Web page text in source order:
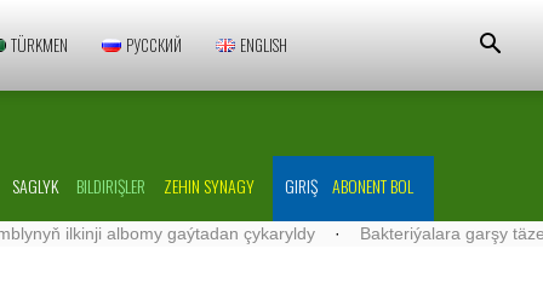
TÜRKMEN РУССКИЙ ENGLISH
SAGLYK BILDIRIŞLER ZEHIN SYNAGY GIRIŞ ABONENT BOL
ilkinji albomy gaýtadan çykaryldy · Bakteriýalara garşy täze